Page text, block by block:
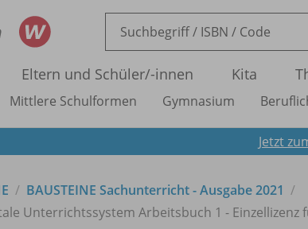
Eltern und Schüler/-innen Kita
Mittlere Schulformen Gymnasium
Jetzt
BAUSTEINE Sachunterricht - Ausgabe 2021
Unterrichtssystem Arbeitsbuch 1 - Einzellizenz